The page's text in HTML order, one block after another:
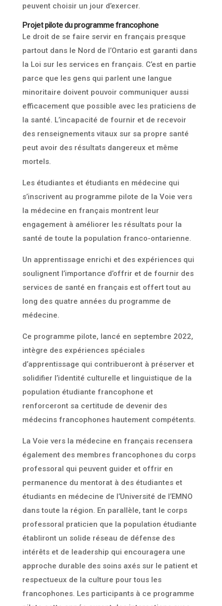
peuvent choisir un jour d’exercer.
Projet pilote du programme francophone
Le droit de se faire servir en français presque
partout dans le Nord de l’Ontario est garanti dans
la Loi sur les services en français. C’est en partie
parce que les gens qui parlent une langue
minoritaire doivent pouvoir communiquer aussi
efficacement que possible avec les praticiens de
la santé. L’incapacité de fournir et de recevoir
des renseignements vitaux sur sa propre santé
peut avoir des résultats dangereux et même
mortels.
Les étudiantes et étudiants en médecine qui
s’inscrivent au programme pilote de la Voie vers
la médecine en français montrent leur
engagement à améliorer les résultats pour la
santé de toute la population franco-ontarienne.
Un apprentissage enrichi et des expériences qui
soulignent l’importance d’offrir et de fournir des
services de santé en français est offert tout au
long des quatre années du programme de
médecine.
Ce programme pilote, lancé en septembre 2022,
intègre des expériences spéciales
d’apprentissage qui contribueront à préserver et
solidifier l’identité culturelle et linguistique de la
population étudiante francophone et
renforceront sa certitude de devenir des
médecins francophones hautement compétents.
La Voie vers la médecine en français recensera
également des membres francophones du corps
professoral qui peuvent guider et offrir en
permanence du mentorat à des étudiantes et
étudiants en médecine de l’Université de l’EMNO
dans toute la région. En parallèle, tant le corps
professoral praticien que la population étudiante
établiront un solide réseau de défense des
intérêts et de leadership qui encouragera une
approche durable des soins axés sur le patient et
respectueux de la culture pour tous les
francophones. Les participants à ce programme